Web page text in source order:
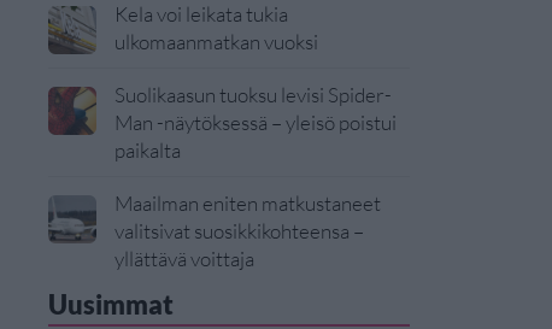
Kela voi leikata tukia
ulkomaanmatkan vuoksi
Suolikaasun tuoksu levisi Spider-
Man -näytöksessä – yleisö poistui
paikalta
Maailman eniten matkustaneet
valitsivat suosikkikohteensa –
yllättävä voittaja
Uusimmat